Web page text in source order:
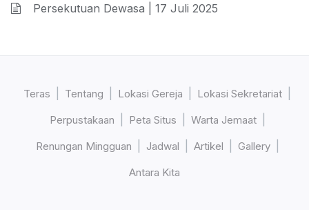
Persekutuan Dewasa | 17 Juli 2025
Teras Tentang Lokasi Gereja
Lokasi Sekretariat
Perpustakaan
Peta Situs
Warta Jemaat
Renungan Mingguan
Jadwal Artikel
Gallery
Antara Kita